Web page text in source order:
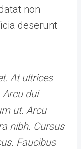
non
deserunt
At ultrices
dui
ut. Arcu
nibh. Cursus
Faucibus